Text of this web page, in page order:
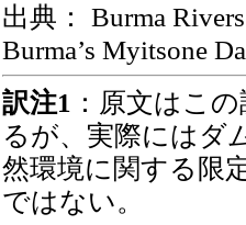
出典： Burma
Burma’s Myitsone
訳注1 ：原文はこ
るが、実際にはダ
然環境に関する限
ではない。